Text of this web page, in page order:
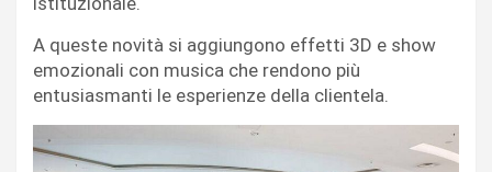
A queste novità si aggiungono effetti 3D e show
emozionali con musica che rendono più
entusiasmanti le esperienze della clientela.